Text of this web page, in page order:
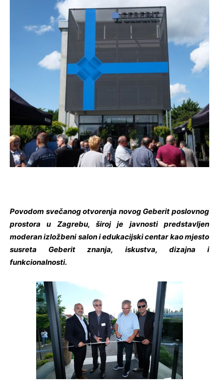
Povodom svečanog otvorenja novog Geberit poslovnog
prostora u Zagrebu, široj je javnosti predstavljen
moderan izložbeni salon i edukacijski centar kao mjesto
susreta Geberit znanja, iskustva, dizajna i
funkcionalnosti.